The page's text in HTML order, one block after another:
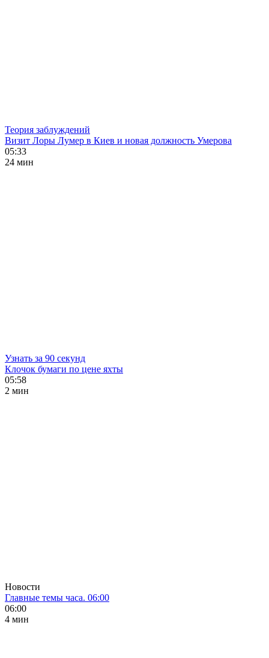
Теория заблуждений
Визит Лоры Лумер в Киев и новая должность Умерова
05:33
24 мин
Узнать за 90 секунд
Клочок бумаги по цене яхты
05:58
2 мин
Новости
Главные темы часа. 06:00
06:00
4 мин